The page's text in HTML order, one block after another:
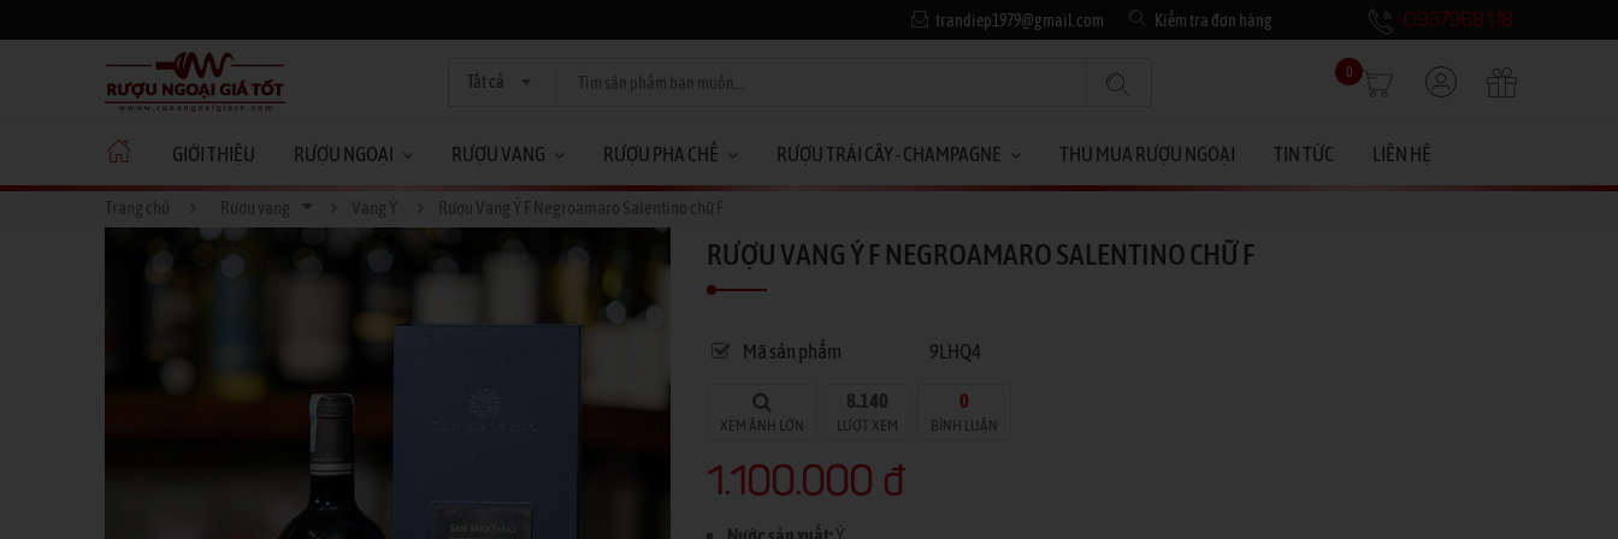
trandiep1979@gmail.com Kiểm tra đơn hàng 0937968118
Tất cả 0
GIỚI THIỆU RƯỢU NGOẠI RƯỢU VANG RƯỢU PHA CHẾ RƯỢU TRÁI CÂY - CHAMPAGNE THU MUA RƯỢU NGOẠI TIN TỨC LIÊN HỆ
Trang chủ Rượu vang Vang Ý Rượu Vang Ý F Negroamaro Salentino chữ F
RƯỢU VANG Ý F NEGROAMARO SALENTINO CHỮ F
Mã sản phẩm 9LHQ4
XEM ẢNH LỚN
8.140
LƯỢT XEM
0
BÌNH LUẬN
1.100.000 đ